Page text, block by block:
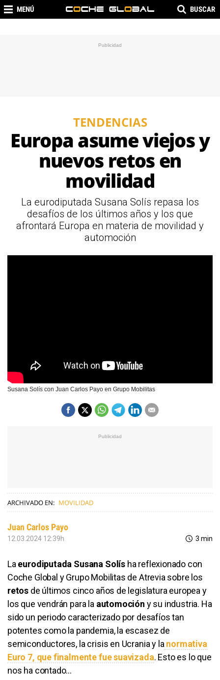
MENÚ BUSCAR
TENDENCIAS
Europa asume viejos y
nuevos retos en
movilidad
La eurodiputada Susana Solís repasa los
desafíos de los últimos años y los que
afrontará Europa en materia de movilidad y
automoción
Susana Solís con Juan Carlos Payo en Grupo Mobilitas
ARCHIVADO EN: MOVILIDAD
Juan Carlos Payo
12.03.2024 12:39h 3 min
La eurodiputada Susana Solísha reflexionado con
Coche Global y Grupo Mobilitas de Atrevia sobre los
retos de últimos cinco años de legislatura europea y
los que vendrán para la automoción y su industria. Ha
sido un periodo caracterizado por desafíos tan
potentes como la pandemia, la escasez de
semiconductores, la crisis en Ucrania y la normativa
Euro 7, que finalmente fue suavizada. Esto es lo que
nos ha contado…